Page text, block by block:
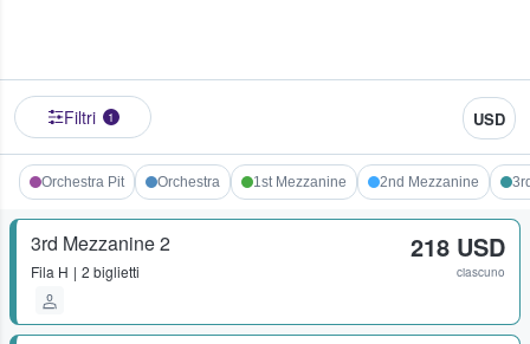
Filtri 1 USD
Orchestra Pit Orchestra 1st Mezzanine 2nd Mezzanine
3rd Mezzanine 2
Fila H 2 biglietti
218 USD
ciascuno